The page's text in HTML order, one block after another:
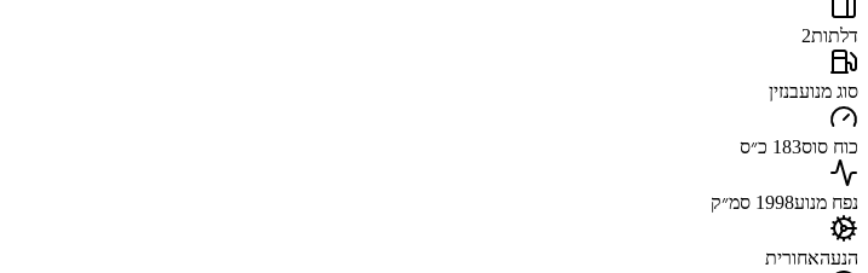
דלתות2
סוג מנועבנזין
כוח סוס183 כ״ס
נפח מנוע1998 סמ״ק
הנעהאחורית